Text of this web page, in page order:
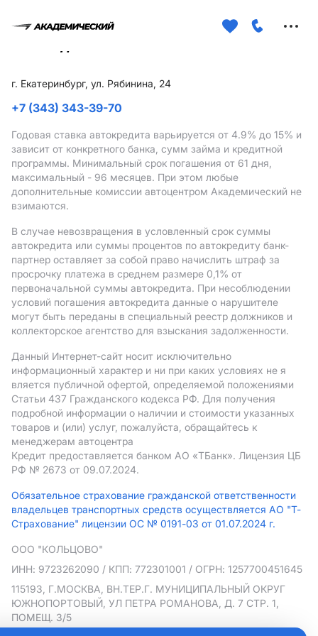
г. Екатеринбург, ул. Рябинина, 24
+7 (343) 343-39-70
Годовая ставка автокредита варьируется от 4.9% до 15% и
зависит от конкретного банка, сумм займа и кредитной
программы. Минимальный срок погашения от 61 дня,
максимальный - 96 месяцев. При этом любые
дополнительные комиссии автоцентром Академический не
взимаются.
В случае невозвращения в условленный срок суммы
автокредита или суммы процентов по автокредиту банк-
партнер оставляет за собой право начислить штраф за
просрочку платежа в среднем размере 0,1% от
первоначальной суммы автокредита. При несоблюдении
условий погашения автокредита данные о нарушителе
могут быть переданы в специальный реестр должников и
коллекторское агентство для взыскания задолженности.
Данный Интернет-сайт носит исключительно
информационный характер и ни при каких условиях не я
вляется публичной офертой, определяемой положениями
Статьи 437 Гражданского кодекса РФ. Для получения
подробной информации о наличии и стоимости указанных
товаров и (или) услуг, пожалуйста, обращайтесь к
менеджерам автоцентра
Кредит предоставляется банком АO «ТБанк». Лицензия ЦБ
РФ № 2673 от 09.07.2024.
Обязательное страхование гражданской ответственности
владельцев транспортных средств осуществляется АО "Т-
Страхование" лицензии ОС № 0191-03 от 01.07.2024 г.
ООО "КОЛЬЦОВО"
ИНН: 9723262090 / КПП: 772301001 / ОГРН: 1257700451645
115193, Г.МОСКВА, ВН.ТЕР.Г. МУНИЦИПАЛЬНЫЙ ОКРУГ
ЮЖНОПОРТОВЫЙ, УЛ ПЕТРА РОМАНОВА, Д. 7 СТР. 1,
ПОМЕЩ. 3/5